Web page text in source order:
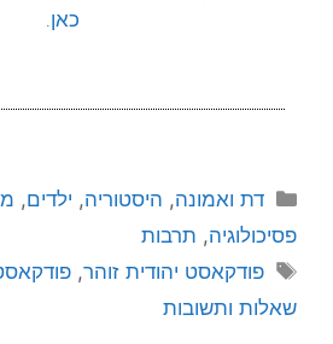
כאן.
דת ואמונה, היסטוריה, ילדים,
פסיכולוגיה, תרבות
פודקאסט יהודית זוהר,
שאלות ותשובות